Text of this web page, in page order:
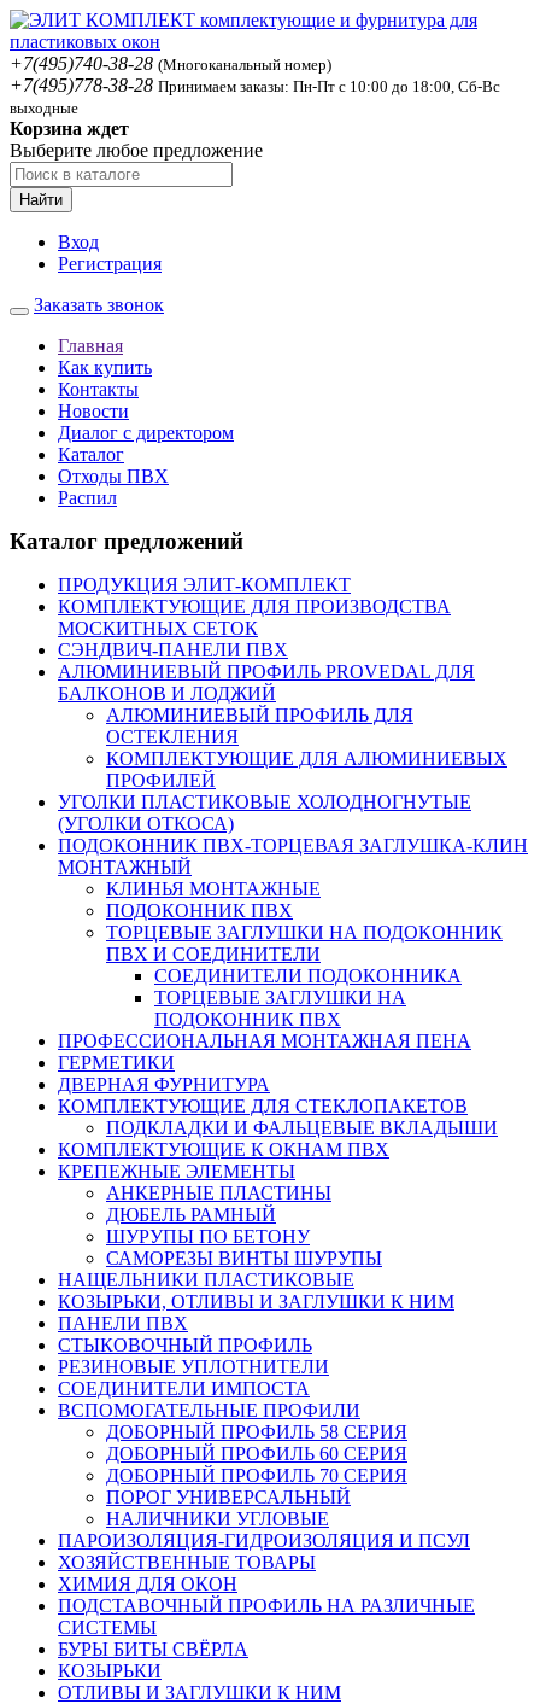
+7(495)740-38-28 (Многоканальный номер)
+7(495)778-38-28 Принимаем заказы: Пн-Пт с 10:00 до 18:00, Сб-Вс
выходные
Корзина ждет
Выберите любое предложение
Найти
Вход
Регистрация
Заказать звонок
Главная
Как купить
Контакты
Новости
Диалог с директором
Каталог
Отходы ПВХ
Распил
Каталог предложений
ПРОДУКЦИЯ ЭЛИТ-КОМПЛЕКТ
КОМПЛЕКТУЮЩИЕ ДЛЯ ПРОИЗВОДСТВА
МОСКИТНЫХ СЕТОК
СЭНДВИЧ-ПАНЕЛИ ПВХ
АЛЮМИНИЕВЫЙ ПРОФИЛЬ PROVEDAL ДЛЯ
БАЛКОНОВ И ЛОДЖИЙ
АЛЮМИНИЕВЫЙ ПРОФИЛЬ ДЛЯ
ОСТЕКЛЕНИЯ
КОМПЛЕКТУЮЩИЕ ДЛЯ АЛЮМИНИЕВЫХ
ПРОФИЛЕЙ
УГОЛКИ ПЛАСТИКОВЫЕ ХОЛОДНОГНУТЫЕ
(УГОЛКИ ОТКОСА)
ПОДОКОННИК ПВХ-ТОРЦЕВАЯ ЗАГЛУШКА-КЛИН
МОНТАЖНЫЙ
КЛИНЬЯ МОНТАЖНЫЕ
ПОДОКОННИК ПВХ
ТОРЦЕВЫЕ ЗАГЛУШКИ НА ПОДОКОННИК
ПВХ И СОЕДИНИТЕЛИ
СОЕДИНИТЕЛИ ПОДОКОННИКА
ТОРЦЕВЫЕ ЗАГЛУШКИ НА
ПОДОКОННИК ПВХ
ПРОФЕССИОНАЛЬНАЯ МОНТАЖНАЯ ПЕНА
ГЕРМЕТИКИ
ДВЕРНАЯ ФУРНИТУРА
КОМПЛЕКТУЮЩИЕ ДЛЯ СТЕКЛОПАКЕТОВ
ПОДКЛАДКИ И ФАЛЬЦЕВЫЕ ВКЛАДЫШИ
КОМПЛЕКТУЮЩИЕ К ОКНАМ ПВХ
КРЕПЕЖНЫЕ ЭЛЕМЕНТЫ
АНКЕРНЫЕ ПЛАСТИНЫ
ДЮБЕЛЬ РАМНЫЙ
ШУРУПЫ ПО БЕТОНУ
САМОРЕЗЫ ВИНТЫ ШУРУПЫ
НАЩЕЛЬНИКИ ПЛАСТИКОВЫЕ
КОЗЫРЬКИ, ОТЛИВЫ И ЗАГЛУШКИ К НИМ
ПАНЕЛИ ПВХ
СТЫКОВОЧНЫЙ ПРОФИЛЬ
РЕЗИНОВЫЕ УПЛОТНИТЕЛИ
СОЕДИНИТЕЛИ ИМПОСТА
ВСПОМОГАТЕЛЬНЫЕ ПРОФИЛИ
ДОБОРНЫЙ ПРОФИЛЬ 58 СЕРИЯ
ДОБОРНЫЙ ПРОФИЛЬ 60 СЕРИЯ
ДОБОРНЫЙ ПРОФИЛЬ 70 СЕРИЯ
ПОРОГ УНИВЕРСАЛЬНЫЙ
НАЛИЧНИКИ УГЛОВЫЕ
ПАРОИЗОЛЯЦИЯ-ГИДРОИЗОЛЯЦИЯ И ПСУЛ
ХОЗЯЙСТВЕННЫЕ ТОВАРЫ
ХИМИЯ ДЛЯ ОКОН
ПОДСТАВОЧНЫЙ ПРОФИЛЬ НА РАЗЛИЧНЫЕ
СИСТЕМЫ
БУРЫ БИТЫ СВЁРЛА
КОЗЫРЬКИ
ОТЛИВЫ И ЗАГЛУШКИ К НИМ